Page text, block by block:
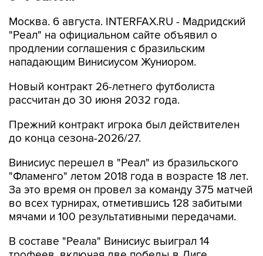
Москва. 6 августа. INTERFAX.RU - Мадридский
"Реал" на официальном сайте объявил о
продлении соглашения с бразильским
нападающим Винисиусом Жуниором.
Новый контракт 26-летнего футболиста
рассчитан до 30 июня 2032 года.
Прежний контракт игрока был действителен
до конца сезона-2026/27.
Винисиус перешел в "Реал" из бразильского
"Фламенго" летом 2018 года в возрасте 18 лет.
За это время он провел за команду 375 матчей
во всех турнирах, отметившись 128 забитыми
мячами и 100 результативными передачами.
В составе "Реала" Винисиус выиграл 14